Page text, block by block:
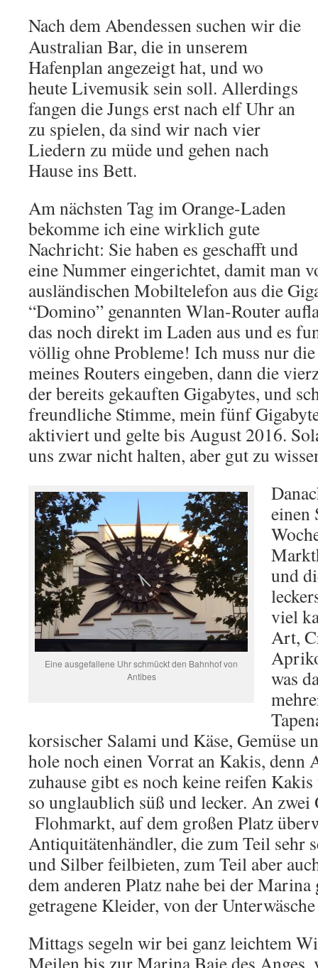
Nach dem Abendessen suchen wir die
Australian Bar, die in unserem
Hafenplan angezeigt hat, und wo
heute Livemusik sein soll. Allerdings
fangen die Jungs erst nach elf Uhr an
zu spielen, da sind wir nach vier
Liedern zu müde und gehen nach
Hause ins Bett.
Am nächsten Tag im Orange-Laden
bekomme ich eine wirklich gute
Nachricht: Sie haben es geschafft und
eine Nummer eingerichtet, damit man
ausländischen Mobiltelefon aus die
“Domino” genannten Wlan-Router
das noch direkt im Laden aus und es
völlig ohne Probleme! Ich muss nur
meines Routers eingeben, dann die
der bereits gekauften Gigabytes, und
freundliche Stimme, mein fünf
aktiviert und gelte bis August 2016.
uns zwar nicht halten, aber gut zu
Eine ausgefallene Uhr schmückt den Bahnhof von
Antibes
einen
und
viel
Art,
was
korsischer Salami und Käse, Gemüse
hole noch einen Vorrat an Kakis, denn
zuhause gibt es noch keine reifen
so unglaublich süß und lecker. An
Flohmarkt, auf dem großen Platz
Antiquitätenhändler, die zum Teil sehr
und Silber feilbieten, zum Teil aber
dem anderen Platz nahe bei der Marina
getragene Kleider, von der
Mittags segeln wir bei ganz leichtem
Meilen bis zur Marina Baie des Anges,